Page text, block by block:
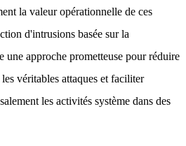
la valeur opérationnelle de ces
d'intrusions basée sur la
une approche prometteuse pour réduire
véritables attaques et faciliter
les activités système dans des